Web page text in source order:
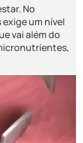
No
um nível
vai além do